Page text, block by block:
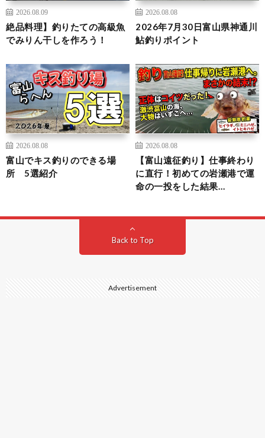
2026.08.09
絶品料理】釣りたての高級魚
でみりん干しを作ろう！
2026.08.08
2026年7月30日富山県神通川
鮎釣りポイント
2026.08.08
富山でキス釣りのできる場
所 5選紹介
2026.08.08
【富山遠征釣り】仕事終わり
に直行！初めての岩瀬港で運
命の一投をした結果…
Back to Top
Advertisement